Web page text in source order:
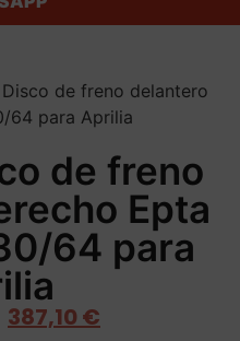
de freno delantero
64 para Aprilia
de freno
Epta
64 para
387,10 €